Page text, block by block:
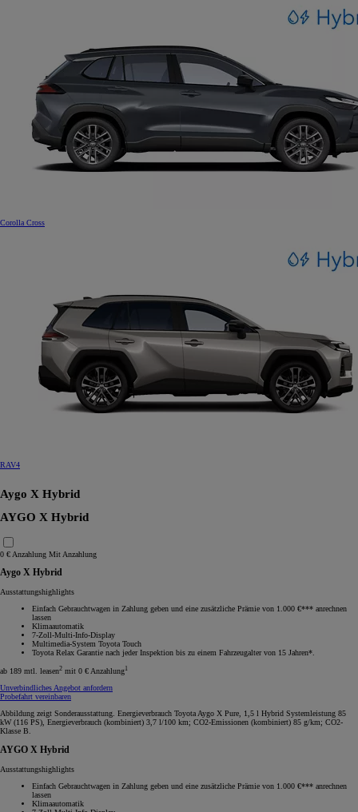
Corolla Cross
RAV4
Aygo X Hybrid
AYGO X Hybrid
0 € Anzahlung Mit Anzahlung
Aygo X Hybrid
Ausstattungshighlights
Einfach Gebrauchtwagen in Zahlung geben und eine zusätzliche Prämie von 1.000 €*** anrechnen
lassen
Klimaautomatik
7-Zoll-Multi-Info-Display
Multimedia-System Toyota Touch
Toyota Relax Garantie nach jeder Inspektion bis zu einem Fahrzeugalter von 15 Jahren*.
ab 189 mtl. leasen2 mit 0 € Anzahlung1
Unverbindliches Angebot anfordern
Probefahrt vereinbaren
Abbildung zeigt Sonderausstattung. Energieverbrauch Toyota Aygo X Pure, 1,5 l Hybrid Systemleistung 85
kW (116 PS), Energieverbrauch (kombiniert) 3,7 l/100 km; CO2-Emissionen (kombiniert) 85 g/km; CO2-
Klasse B.
AYGO X Hybrid
Ausstattungshighlights
Einfach Gebrauchtwagen in Zahlung geben und eine zusätzliche Prämie von 1.000 €*** anrechnen
lassen
Klimaautomatik